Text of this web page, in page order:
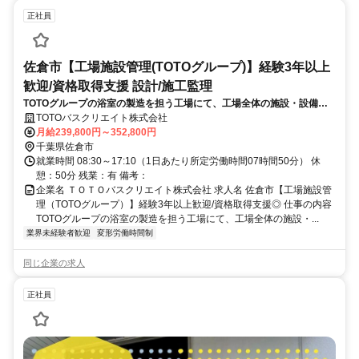
正社員
佐倉市【工場施設管理(TOTOグループ)】経験3年以上
歓迎/資格取得支援 設計/施工監理
TOTOグループの浴室の製造を担う工場にて、工場全体の施設・設備の
維持管理、生産設備の保守点検、設備更新計画の立案、外部工事業者と
の折衝・工程調整・安全確認等のマネジメント業務をお任せします。
TOTOバスクリエイト株式会社
月給239,800円～352,800円
千葉県佐倉市
就業時間 08:30～17:10（1日あたり所定労働時間07時間50分） 休
憩：50分 残業：有 備考：
企業名 ＴＯＴＯバスクリエイト株式会社 求人名 佐倉市【工場施設管
理（TOTOグループ）】経験3年以上歓迎/資格取得支援◎ 仕事の内容
TOTOグループの浴室の製造を担う工場にて、工場全体の施設・...
業界未経験者歓迎 変形労働時間制
同じ企業の求人
正社員